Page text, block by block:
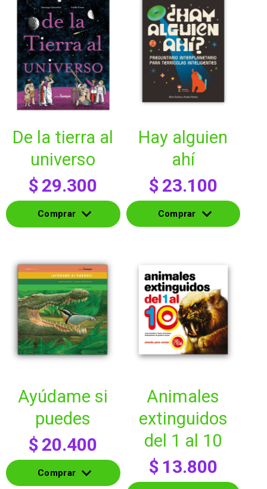
de la tierra al
universo
$ 29.300
Comprar
hay alguien
ahí
$ 23.100
Comprar
ayúdame si
puedes
$ 20.400
Comprar
animales
extinguidos
del 1 al 10
$ 13.800